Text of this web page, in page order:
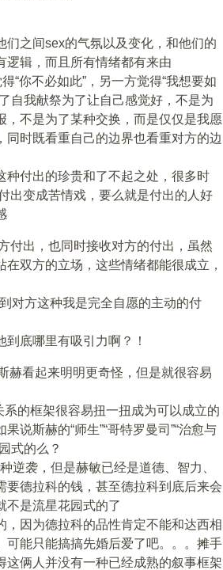
之间sex的气氛以及变化，和他们的
逻辑，而且所有情绪都有来由
“你不必如此”，另一方觉得“我想要如
自我献祭为了让自己感觉好，不是为
不是为了某种交换，而是仅仅是我愿
时既看重自己的边界也看重对方的边
种付出的珍贵和了不起之处，很多时
出变成苦情戏，要么就是付出的人好
付出，也同时接收对方的付出，虽然
双方的立场，这些情绪都能很成立，
对方这种我是完全自愿的主动的付
底哪里有吸引力啊？！
赫看起来明明更奇怪，但是就很容易
的框架很容易扭一扭成为可以成立的
说斯赫的“师生”“哥特罗曼司”“治愈与
式的么？
逆袭，但是赫敏已经是道德、智力、
要德拉科的钱，甚至德拉科到底后来会
不是流星花园式的了
因为德拉科的品性肯定不能和达西相
可能只能搞搞先婚后爱了吧。。。摊手
这俩人并没有一种已经成熟的叙事框架